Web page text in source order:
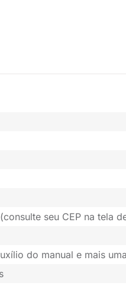
seu CEP na tela
do manual e mais